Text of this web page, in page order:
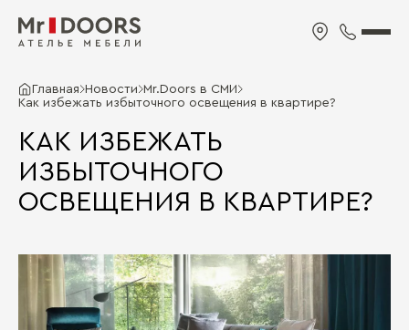
Главная Новости Mr.Doors в СМИ
Как избежать избыточного освещения в квартире?
КАК ИЗБЕЖАТЬ
ИЗБЫТОЧНОГО
ОСВЕЩЕНИЯ В КВАРТИРЕ?